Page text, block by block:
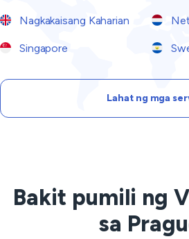
Nagkakaisang Kaharian
Singapore
Lahat ng mga
Bakit pumili ng
sa